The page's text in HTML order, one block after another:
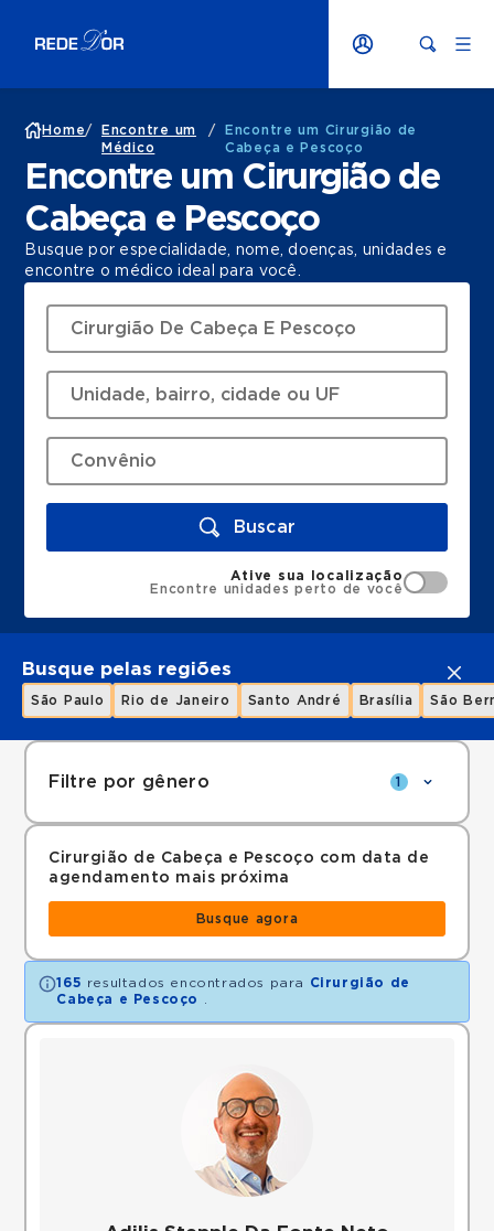
Home/
Encontre um
Médico
/
Encontre um Cirurgião de
Cabeça e Pescoço
Encontre um Cirurgião de
Cabeça e Pescoço
Busque por especialidade, nome, doenças, unidades e
encontre o médico ideal para você.
Buscar
Ative sua localização
Encontre unidades perto de você
Busque pelas regiões
São Paulo Rio de Janeiro Santo André Brasília São
Filtre por gênero 1
Cirurgião de Cabeça e Pescoço com data de
agendamento mais próxima
Busque agora
165 resultados encontrados para
Cirurgião de
Cabeça e Pescoço